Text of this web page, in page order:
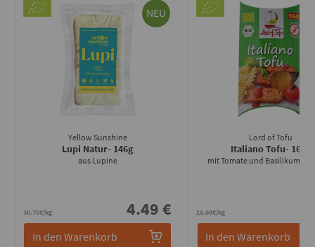
NEU
Yellow Sunshine
Lupi Natur- 146g
aus Lupine
30.75€/kg 4.49 €
In den Warenkorb
Lord of Tofu
Italiano Tofu- 160g
mit Tomate und Basilikum
18.69€/kg
In den Warenkorb